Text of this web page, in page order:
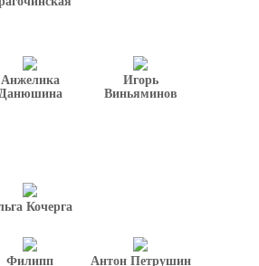
Анжелика
Игорь
Виньяминов
Кочерга
Филипп
Антон Петрушин